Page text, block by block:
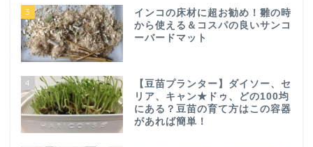
3
インコの床材に超お勧め！雛の時
から使える＆コスパの良いサンコ
ーバードマット
4
【豆苗プランター】ダイソー、セ
リア、キャン★ドゥ、どの100均
にある？豆苗の育て方はこの容器
があれば簡単！